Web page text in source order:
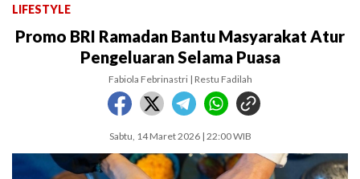
LIFESTYLE
Promo BRI Ramadan Bantu Masyarakat Atur
Pengeluaran Selama Puasa
Fabiola Febrinastri | Restu Fadilah
Sabtu, 14 Maret 2026 | 22:00 WIB